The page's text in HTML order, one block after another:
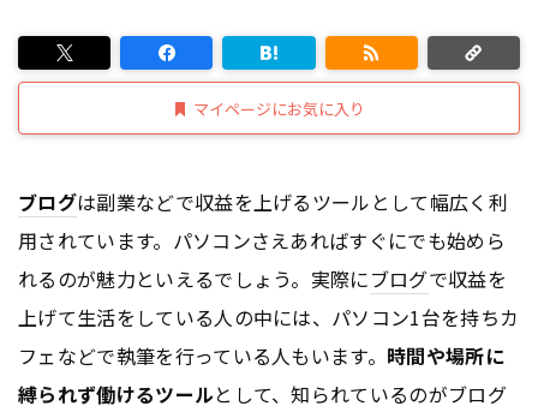
マイページにお気に入り
ブログは副業などで収益を上げるツールとして幅広く利
用されています。パソコンさえあればすぐにでも始めら
れるのが魅力といえるでしょう。実際にブログで収益を
上げて生活をしている人の中には、パソコン1台を持ちカ
フェなどで執筆を行っている人もいます。 時間や場所に
縛られず働けるツールとして、知られているのがブログ